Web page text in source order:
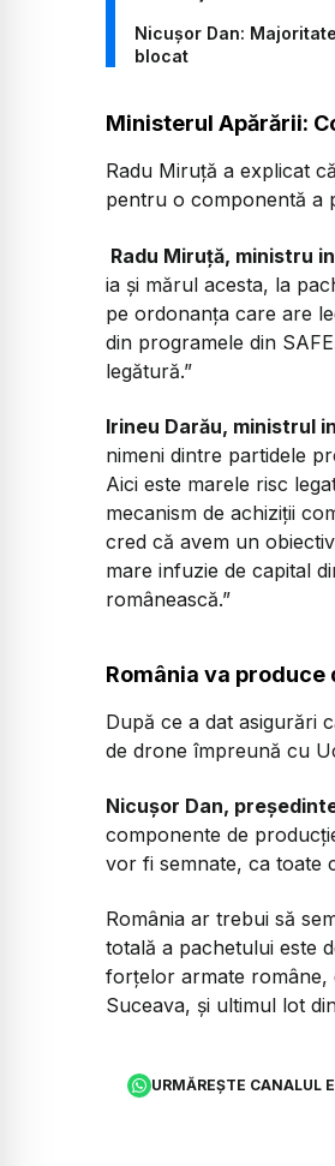
Nicușor Dan:
blocat
Ministerul Apărării:
Radu Miruță a explicat
pentru o componentă a
Radu Miruță, ministru
ia și mărul acesta, la
pe ordonanța care are
din programele din
legătură.”
Irineu Darău, ministrul
nimeni dintre partidele
Aici este marele risc
mecanism de achiziții
cred că avem un
mare infuzie de capital
românească.”
România va
După ce a dat asigurări
de drone împreună cu
Nicușor Dan,
componente de
vor fi semnate, ca toate
România ar trebui să
totală a pachetului este
forțelor armate române,
Suceava, și ultimul lot
URMĂREȘTE CANALUL